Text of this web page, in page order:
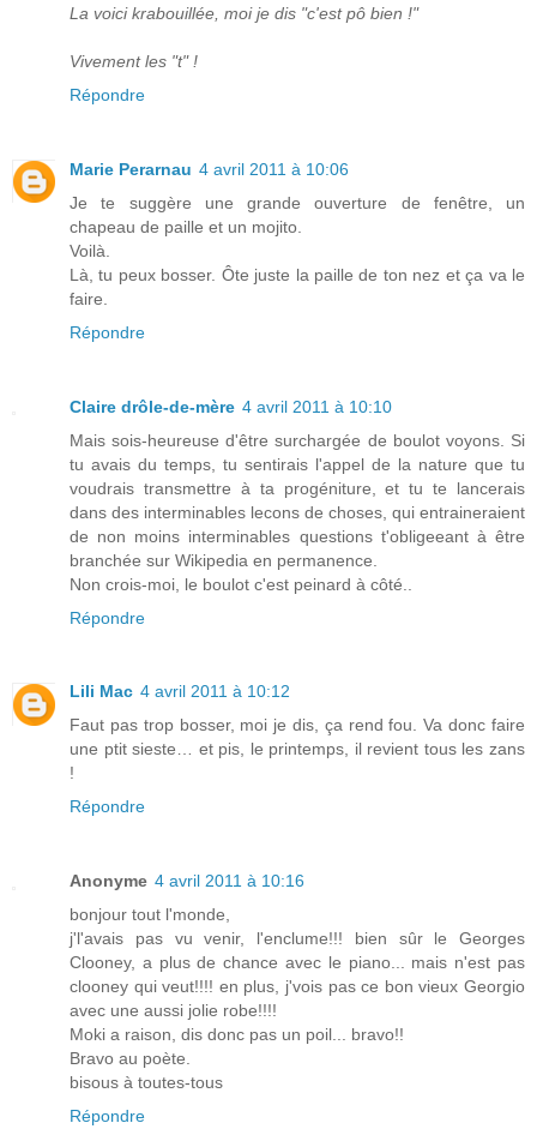
La voici krabouillée, moi je dis "c'est pô bien !"
Vivement les "t" !
Répondre
Marie Perarnau 4 avril 2011 à 10:06
Je te suggère une grande ouverture de fenêtre, un
chapeau de paille et un mojito.
Voilà.
Là, tu peux bosser. Ôte juste la paille de ton nez et ça va le
faire.
Répondre
Claire drôle-de-mère 4 avril 2011 à 10:10
Mais sois-heureuse d'être surchargée de boulot voyons. Si
tu avais du temps, tu sentirais l'appel de la nature que tu
voudrais transmettre à ta progéniture, et tu te lancerais
dans des interminables lecons de choses, qui entraineraient
de non moins interminables questions t'obligeeant à être
branchée sur Wikipedia en permanence.
Non crois-moi, le boulot c'est peinard à côté..
Répondre
Lili Mac 4 avril 2011 à 10:12
Faut pas trop bosser, moi je dis, ça rend fou. Va donc faire
une ptit sieste… et pis, le printemps, il revient tous les zans
!
Répondre
Anonyme 4 avril 2011 à 10:16
bonjour tout l'monde,
j'l'avais pas vu venir, l'enclume!!! bien sûr le Georges
Clooney, a plus de chance avec le piano... mais n'est pas
clooney qui veut!!!! en plus, j'vois pas ce bon vieux Georgio
avec une aussi jolie robe!!!!
Moki a raison, dis donc pas un poil... bravo!!
Bravo au poète.
bisous à toutes-tous
Répondre